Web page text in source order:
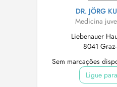
DR. JÖRG
Medicina
Liebenauer
8041
Sem marcações
Ligue